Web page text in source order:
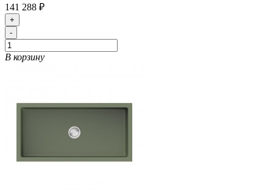
141 288 ₽
+
-
В корзину